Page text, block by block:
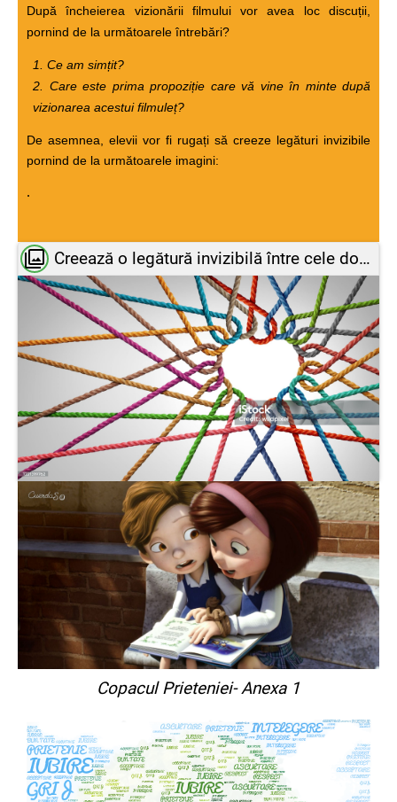
După încheierea vizionării filmului vor avea loc discuții,
pornind de la următoarele întrebări?
1. Ce am simțit?
2. Care este prima propoziție care vă vine în minte după
vizionarea acestui filmuleț?
De asemnea, elevii vor fi rugați să creeze legături invizibile
pornind de la următoarele imagini:
.
Creează o legătură invizibilă între cele două imagini
Copacul Prieteniei- Anexa 1